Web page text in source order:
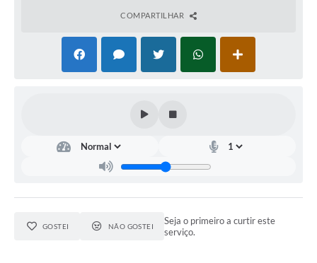
COMPARTILHAR
GOSTEI NÃO GOSTEI
Seja o primeiro a curtir este
serviço.